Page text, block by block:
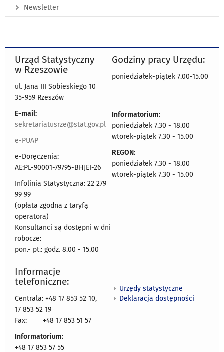
Newsletter
Urząd Statystyczny
w Rzeszowie
ul. Jana III Sobieskiego 10
35-959 Rzeszów
E-mail:
sekretariatusrze@stat.gov.pl
e-PUAP
e-Doręczenia:
AE:PL-90001-79795-BHJEI-26
Infolinia Statystyczna: 22 279
99 99
(opłata zgodna z taryfą
operatora)
Konsultanci są dostępni w dni
robocze:
pon.- pt.: godz. 8.00 - 15.00
Godziny pracy Urzędu:
poniedziałek-piątek 7.00-15.00
Informatorium:
poniedziałek 7.30 - 18.00
wtorek-piątek 7.30 - 15.00
REGON:
poniedziałek 7.30 - 18.00
wtorek-piątek 7.30 - 15.00
Informacje
telefoniczne:
Centrala: +48 17 853 52 10,
17 853 52 19
Fax:
+48 17 853 51 57
Informatorium:
+48 17 853 57 55
Urzędy statystyczne
Deklaracja dostępności